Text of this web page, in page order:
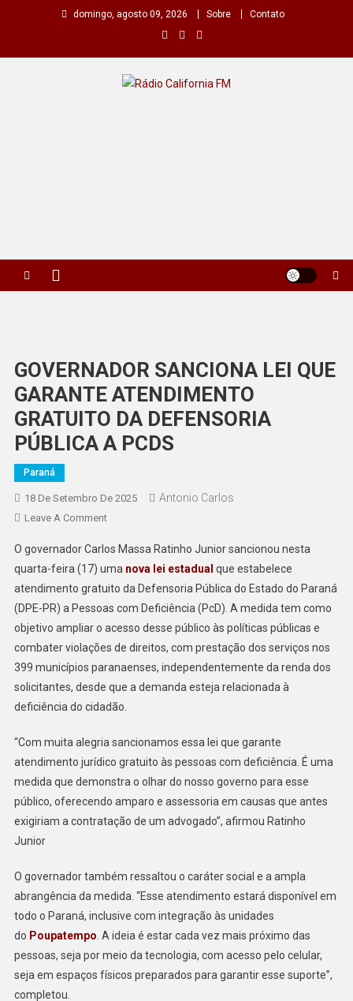
domingo, agosto 09, 2026 Sobre Contato
GOVERNADOR SANCIONA LEI QUE
GARANTE ATENDIMENTO
GRATUITO DA DEFENSORIA
PÚBLICA A PCDS
Paraná
18 De Setembro De 2025 Antonio Carlos
Leave A CommentOn
SANCIONA
LEI
QUE
GARANTE
ATENDIMENTO
GRATUITO
DEFENSORIA
O governador Carlos Massa Ratinho Junior sancionou nesta
quarta-feira (17) uma nova lei estadual que estabelece
atendimento gratuito da Defensoria Pública do Estado do Paraná
(DPE-PR) a Pessoas com Deficiência (PcD). A medida tem como
objetivo ampliar o acesso desse público às políticas públicas e
combater violações de direitos, com prestação dos serviços nos
399 municípios paranaenses, independentemente da renda dos
solicitantes, desde que a demanda esteja relacionada à
deficiência do cidadão.
“Com muita alegria sancionamos essa lei que garante
atendimento jurídico gratuito às pessoas com deficiência. É uma
medida que demonstra o olhar do nosso governo para esse
público, oferecendo amparo e assessoria em causas que antes
exigiriam a contratação de um advogado”, afirmou Ratinho
Junior
O governador também ressaltou o caráter social e a ampla
abrangência da medida. “Esse atendimento estará disponível em
todo o Paraná, inclusive com integração às unidades
do Poupatempo . A ideia é estar cada vez mais próximo das
pessoas, seja por meio da tecnologia, com acesso pelo celular,
seja em espaços físicos preparados para garantir esse suporte”,
completou.